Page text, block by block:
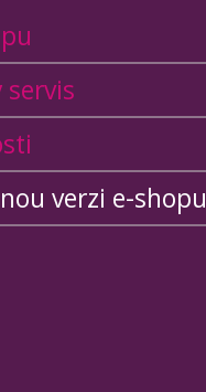
servis
verzi e-shopu